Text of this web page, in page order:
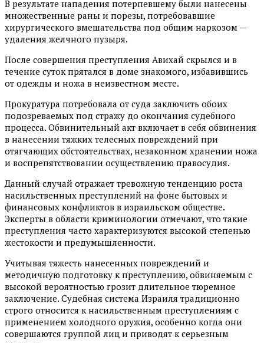
В результате нападения потерпевшему были нанесены
множественные раны и порезы, потребовавшие
хирургического вмешательства под общим наркозом —
удаления желчного пузыря.
После совершения преступления Авихай скрылся и в
течение суток прятался в доме знакомого, избавившись
от одежды и ножа в неизвестном месте.
Прокуратура потребовала от суда заключить обоих
подозреваемых под стражу до окончания судебного
процесса. Обвинительный акт включает в себя обвинения
в нанесении тяжких телесных повреждений при
отягчающих обстоятельствах, незаконном хранении ножа
и воспрепятствовании осуществлению правосудия.
Данный случай отражает тревожную тенденцию роста
насильственных преступлений на фоне бытовых и
финансовых конфликтов в израильском обществе.
Эксперты в области криминологии отмечают, что такие
преступления часто характеризуются высокой степенью
жестокости и предумышленности.
Учитывая тяжесть нанесенных повреждений и
методичную подготовку к преступлению, обвиняемым с
высокой вероятностью грозит длительное тюремное
заключение. Судебная система Израиля традиционно
строго относится к насильственным преступлениям с
применением холодного оружия, особенно когда они
совершаются группой лиц и приводят к серьезным